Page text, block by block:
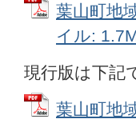
葉山町地
イル:
現行版は下記
葉山町地